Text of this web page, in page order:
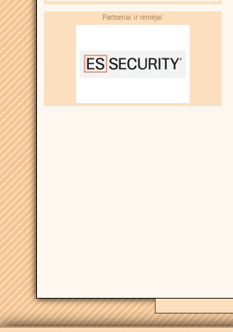
Partneriai ir rėmėjai: